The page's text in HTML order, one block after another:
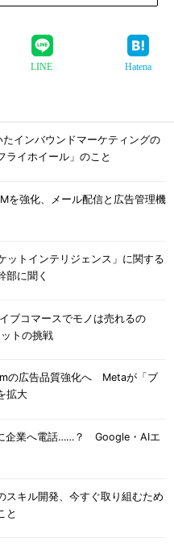
LINE Hatena
インバウンドマーケティングの
ライホイール」のこと
を強化、メール配信と広告管理機
ットインテリジェンス」に関する
部に聞く
ブコマースでモノは売れるの
トの挑戦
の広告品質強化へ Metaが「ブ
拡大
企業へ電話……？ Google・AIエ
スキル開発、今すぐ取り組むため
と